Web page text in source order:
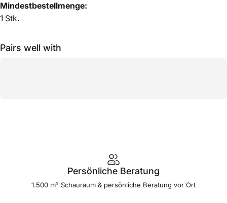
Mindestbestellmenge:
1 Stk.
Pairs well with
Persönliche Beratung
1.500 m² Schauraum & persönliche Beratung vor Ort